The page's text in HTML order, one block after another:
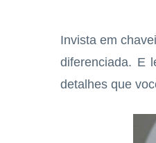
Invista em
diferenciada. E
detalhes que